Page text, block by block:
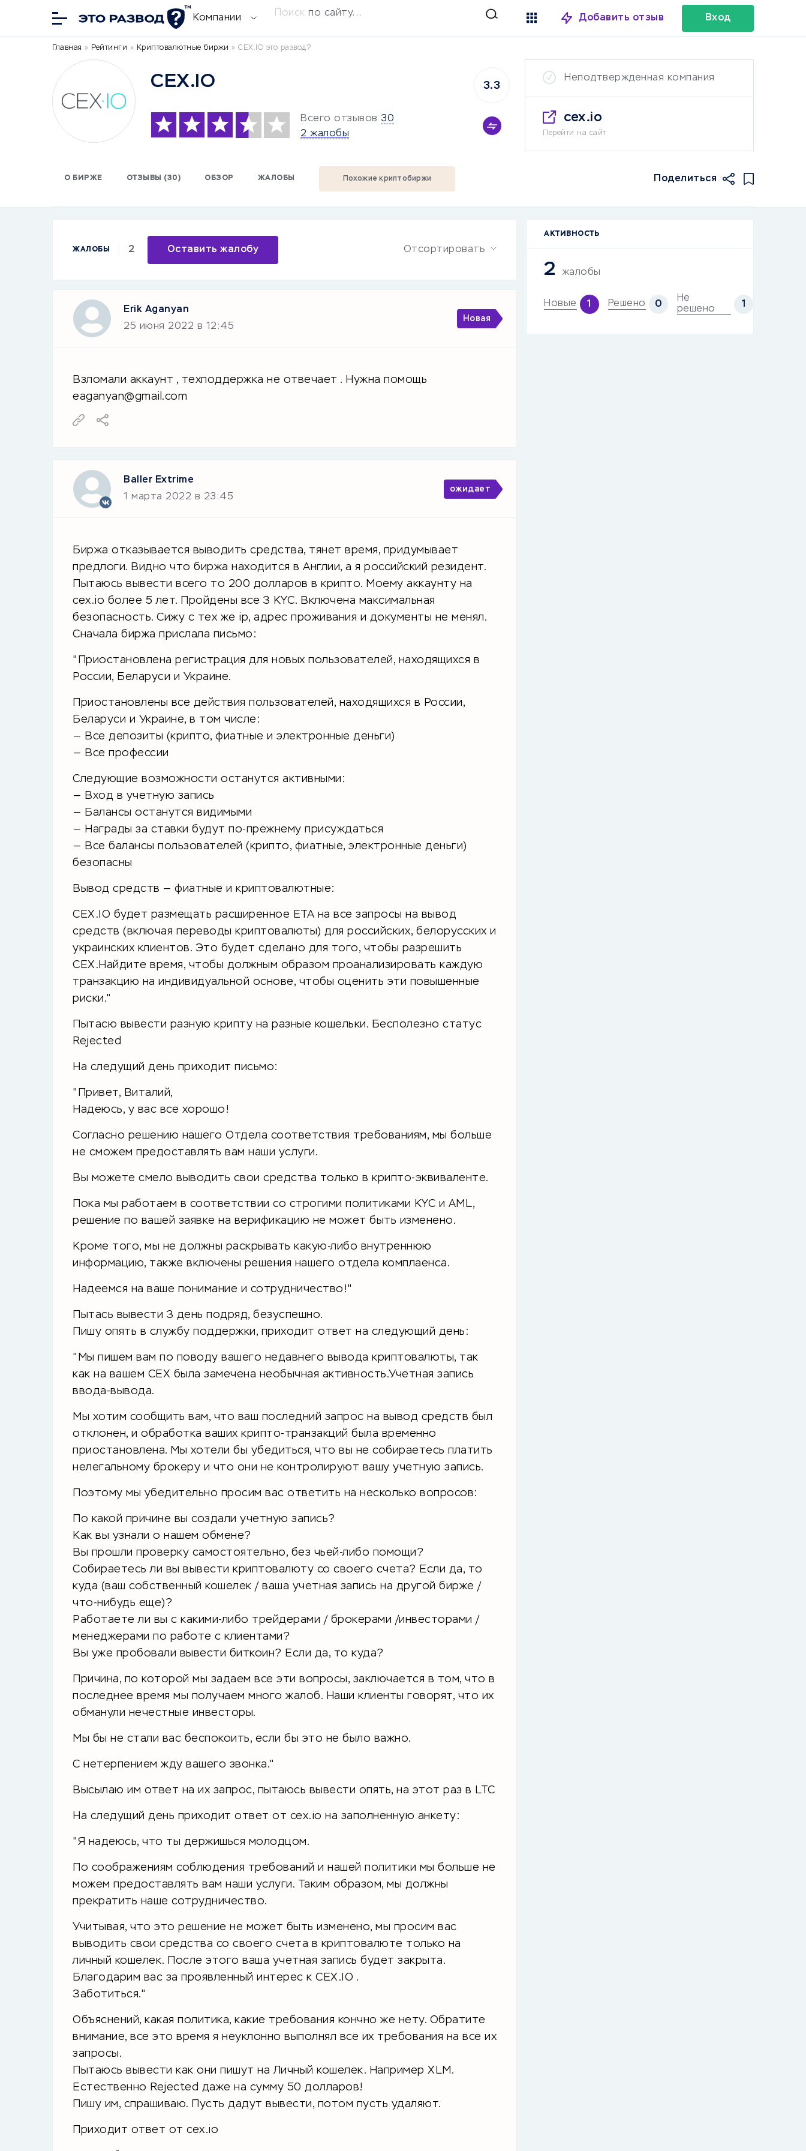
Компании Поиск по сайту... Добавить отзыв Вход
Главная » Рейтинги » Криптовалютные биржи » CEX.IO это развод?
CEX.IO
Всего отзывов 30
2 жалобы
3.3
Неподтвержденная компания
cex.io
Перейти на сайт
О БИРЖЕ ОТЗЫВЫ (30) ОБЗОР ЖАЛОБЫ Похожие криптобиржи Поделиться
ЖАЛОБЫ 2 Оставить жалобу Отсортировать
Erik Aganyan
25 июня 2022 в 12:45
Новая
Взломали аккаунт , техподдержка не отвечает . Нужна помощь
eaganyan@gmail.com
Baller Extrime
1 марта 2022 в 23:45
ожидает
Биржа отказывается выводить средства, тянет время, придумывает
предлоги. Видно что биржа находится в Англии, а я российский резидент.
Пытаюсь вывести всего то 200 долларов в крипто. Моему аккаунту на
cex.io более 5 лет. Пройдены все 3 KYC. Включена максимальная
безопасность. Сижу с тех же ip, адрес проживания и документы не менял.
Сначала биржа прислала письмо:
"Приостановлена регистрация для новых пользователей, находящихся в
России, Беларуси и Украине.
Приостановлены все действия пользователей, находящихся в России,
Беларуси и Украине, в том числе:
— Все депозиты (крипто, фиатные и электронные деньги)
— Все профессии
Следующие возможности останутся активными:
— Вход в учетную запись
— Балансы останутся видимыми
— Награды за ставки будут по-прежнему присуждаться
— Все балансы пользователей (крипто, фиатные, электронные деньги)
безопасны
Вывод средств — фиатные и криптовалютные:
CEX.IO будет размещать расширенное ETA на все запросы на вывод
средств (включая переводы криптовалюты) для российских, белорусских и
украинских клиентов. Это будет сделано для того, чтобы разрешить
CEX.Найдите время, чтобы должным образом проанализировать каждую
транзакцию на индивидуальной основе, чтобы оценить эти повышенные
риски."
Пытасю вывести разную крипту на разные кошельки. Бесполезно статус
Rejected
На следущий день приходит письмо:
"Привет, Виталий,
Надеюсь, у вас все хорошо!
Согласно решению нашего Отдела соответствия требованиям, мы больше
не сможем предоставлять вам наши услуги.
Вы можете смело выводить свои средства только в крипто-эквиваленте.
Пока мы работаем в соответствии со строгими политиками KYC и AML,
решение по вашей заявке на верификацию не может быть изменено.
Кроме того, мы не должны раскрывать какую-либо внутреннюю
информацию, также включены решения нашего отдела комплаенса.
Надеемся на ваше понимание и сотрудничество!"
Пытась вывести 3 день подряд, безуспешно.
Пишу опять в службу поддержки, приходит ответ на следующий день:
"Мы пишем вам по поводу вашего недавнего вывода криптовалюты, так
как на вашем CEX была замечена необычная активность.Учетная запись
ввода-вывода.
Мы хотим сообщить вам, что ваш последний запрос на вывод средств был
отклонен, и обработка ваших крипто-транзакций была временно
приостановлена. Мы хотели бы убедиться, что вы не собираетесь платить
нелегальному брокеру и что они не контролируют вашу учетную запись.
Поэтому мы убедительно просим вас ответить на несколько вопросов:
По какой причине вы создали учетную запись?
Как вы узнали о нашем обмене?
Вы прошли проверку самостоятельно, без чьей-либо помощи?
Собираетесь ли вы вывести криптовалюту со своего счета? Если да, то
куда (ваш собственный кошелек / ваша учетная запись на другой бирже /
что-нибудь еще)?
Работаете ли вы с какими-либо трейдерами / брокерами /инвесторами /
менеджерами по работе с клиентами?
Вы уже пробовали вывести биткоин? Если да, то куда?
Причина, по которой мы задаем все эти вопросы, заключается в том, что в
последнее время мы получаем много жалоб. Наши клиенты говорят, что их
обманули нечестные инвесторы.
Мы бы не стали вас беспокоить, если бы это не было важно.
С нетерпением жду вашего звонка."
Высылаю им ответ на их запрос, пытаюсь вывести опять, на этот раз в LTC
На следущий день приходит ответ от cex.io на заполненную анкету:
"Я надеюсь, что ты держишься молодцом.
По соображениям соблюдения требований и нашей политики мы больше не
можем предоставлять вам наши услуги. Таким образом, мы должны
прекратить наше сотрудничество.
Учитывая, что это решение не может быть изменено, мы просим вас
выводить свои средства со своего счета в криптовалюте только на
личный кошелек. После этого ваша учетная запись будет закрыта.
​Благодарим вас за проявленный интерес к CEX.IO .
Заботиться."
Объяснений, какая политика, какие требования кончно же нету. Обратите
внимание, все это время я неуклонно выполнял все их требования на все их
запросы.
Пытаюсь вывести как они пишут на Личный кошелек. Например XLM.
Естественно Rejected даже на сумму 50 долларов!
Пишу им, спрашиваю. Пусть дадут вывести, потом пусть удаляют.
Приходит ответ от cex.io
АКТИВНОСТЬ
2 жалобы
Новые 1 Решено 0
Не
решено
1